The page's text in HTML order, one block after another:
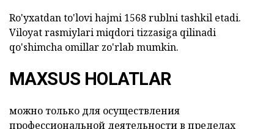
Ro'yxatdan to'lovi hajmi 1568 rublni tashkil etadi.
Viloyat rasmiylari miqdori tizzasiga qilinadi
qo'shimcha omillar zo'rlab mumkin.
MAXSUS HOLATLAR
можно только для осуществления
профессиональной деятельности в пределах